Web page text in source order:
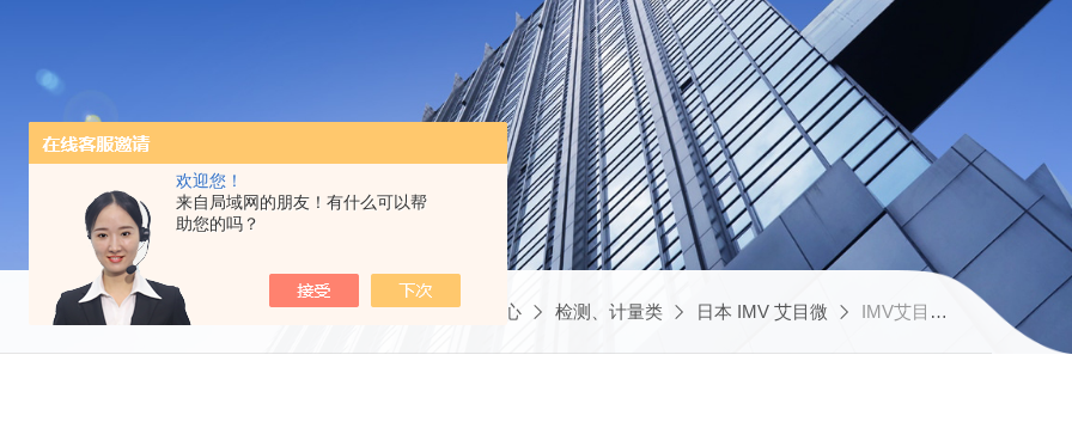
欢迎您！
来自局域网的朋友！有什么可以帮
助您的吗？
当前位置：首页 产品中心 检测、计量类 日本 IMV 艾目微 IMV艾目微 小型测振仪VM-4424H